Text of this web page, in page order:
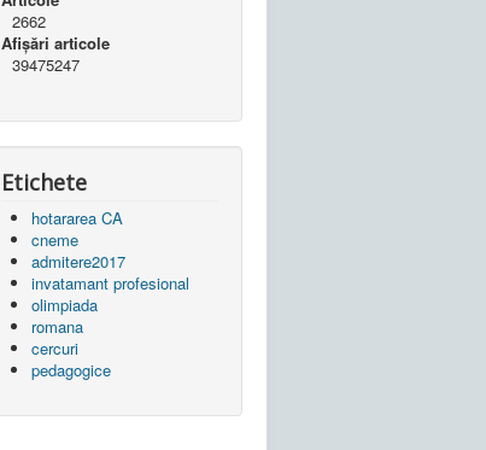
2662
Afișări articole
39475247
Etichete
hotararea CA
cneme
admitere2017
invatamant profesional
olimpiada
romana
cercuri
pedagogice